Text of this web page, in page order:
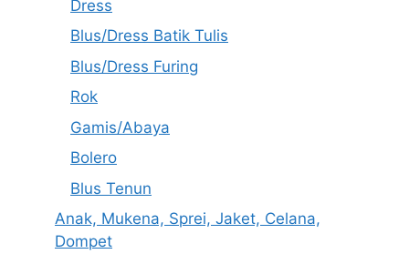
Dress
Blus/Dress Batik Tulis
Blus/Dress Furing
Rok
Gamis/Abaya
Bolero
Blus Tenun
Anak, Mukena, Sprei, Jaket, Celana,
Dompet